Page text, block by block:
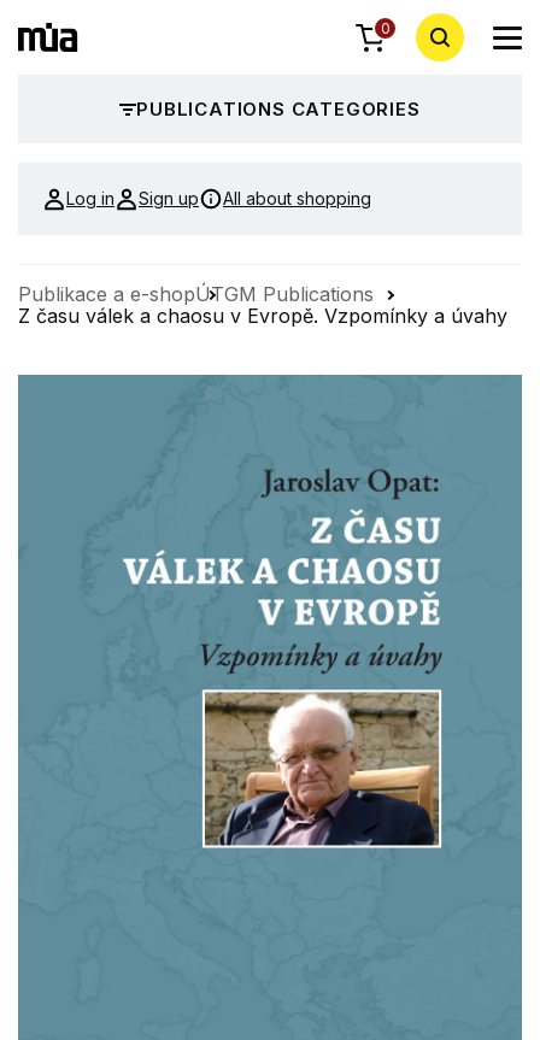
0
PUBLICATIONS CATEGORIES
Log in Sign up All about shopping
Publikace a e-shopÚTGM Publications
Z času válek a chaosu v Evropě. Vzpomínky a úvahy